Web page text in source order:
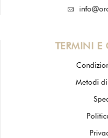
TERMINI
Metodi